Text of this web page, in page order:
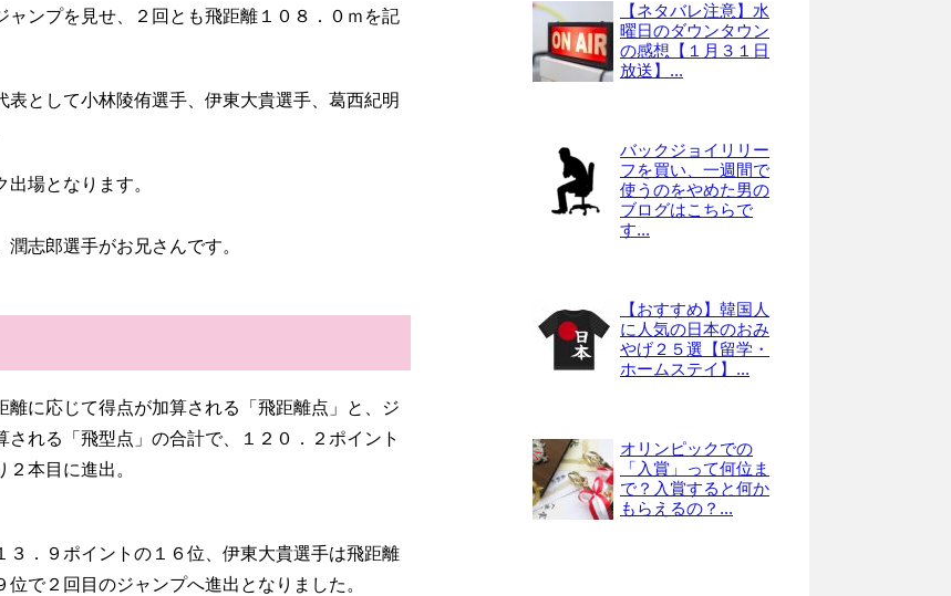
ンプを見せ、２回とも飛距離１０８．０ｍを記
として小林陵侑選手、伊東大貴選手、葛西紀明
場となります。
志郎選手がお兄さんです。
に応じて得点が加算される「飛距離点」と、ジ
れる「飛型点」の合計で、１２０．２ポイント
本目に進出。
．９ポイントの１６位、伊東大貴選手は飛距離
で２回目のジャンプへ進出となりました。
【ネタバレ注意】水
曜日のダウンタウン
の感想【１月３１日
放送】...
バックジョイリリー
フを買い、一週間で
使うのをやめた男の
ブログはこちらで
す...
【おすすめ】韓国人
に人気の日本のおみ
やげ２５選【留学・
ホームステイ】...
オリンピックでの
「入賞」って何位ま
で？入賞すると何か
もらえるの？...